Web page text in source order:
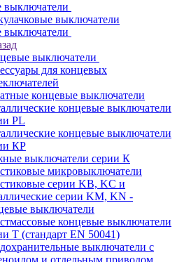
выключатели
выключатели
выключатели
выключатели
для концевых
концевые выключатели
концевые выключатели
PL
концевые выключатели
КP
выключатели серии К
микровыключатели
серии KB, KC и
серии KM, KN -
выключатели
концевые выключатели
T (стандарт EN 50041)
выключатели с
и отдельным приводом